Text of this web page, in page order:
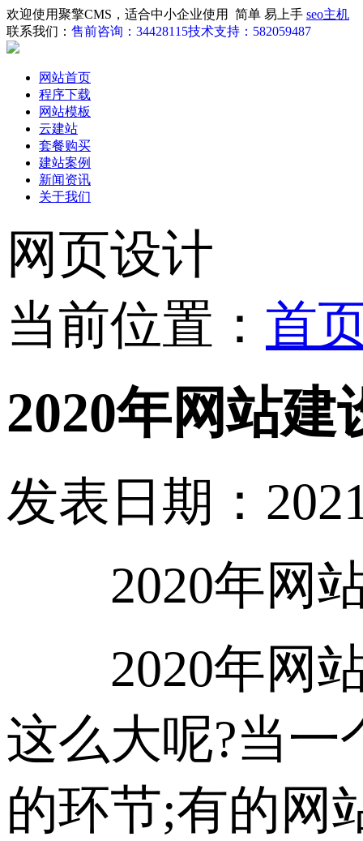
欢迎使用聚擎CMS，适合中小企业使用 简单 易上手 seo主机
联系我们： 售前咨询：34428115技术支持：582059487
网站首页
程序下载
网站模板
云建站
套餐购买
建站案例
新闻资讯
关于我们
网页设计
当前位置： 首
2020年网站
发表日期：
2020年网站
2020年网站
这么大呢?当
的环节;有的网